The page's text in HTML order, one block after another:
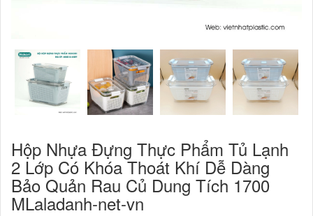
Hộp Nhựa Đựng Thực Phẩm Tủ Lạnh
2 Lớp Có Khóa Thoát Khí Dễ Dàng
Bảo Quản Rau Củ Dung Tích 1700
MLaladanh-net-vn